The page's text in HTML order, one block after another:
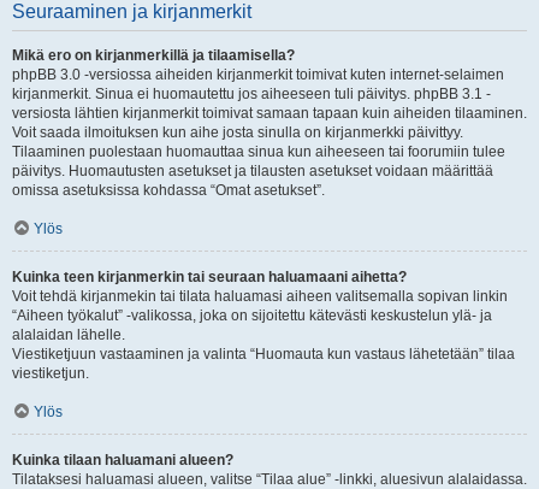
Seuraaminen ja kirjanmerkit
Mikä ero on kirjanmerkillä ja tilaamisella?
phpBB 3.0 -versiossa aiheiden kirjanmerkit toimivat kuten internet-selaimen
kirjanmerkit. Sinua ei huomautettu jos aiheeseen tuli päivitys. phpBB 3.1 -
versiosta lähtien kirjanmerkit toimivat samaan tapaan kuin aiheiden tilaaminen.
Voit saada ilmoituksen kun aihe josta sinulla on kirjanmerkki päivittyy.
Tilaaminen puolestaan huomauttaa sinua kun aiheeseen tai foorumiin tulee
päivitys. Huomautusten asetukset ja tilausten asetukset voidaan määrittää
omissa asetuksissa kohdassa “Omat asetukset”.
Ylös
Kuinka teen kirjanmerkin tai seuraan haluamaani aihetta?
Voit tehdä kirjanmekin tai tilata haluamasi aiheen valitsemalla sopivan linkin
“Aiheen työkalut” -valikossa, joka on sijoitettu kätevästi keskustelun ylä- ja
alalaidan lähelle.
Viestiketjuun vastaaminen ja valinta “Huomauta kun vastaus lähetetään” tilaa
viestiketjun.
Ylös
Kuinka tilaan haluamani alueen?
Tilataksesi haluamasi alueen, valitse “Tilaa alue” -linkki, aluesivun alalaidassa.